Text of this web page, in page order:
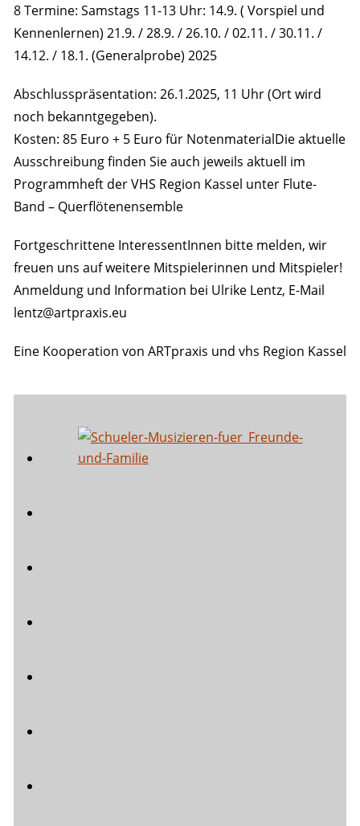
8 Termine: Samstags 11-13 Uhr: 14.9. ( Vorspiel und
Kennenlernen) 21.9. / 28.9. / 26.10. / 02.11. / 30.11. /
14.12. / 18.1. (Generalprobe) 2025
Abschlusspräsentation: 26.1.2025, 11 Uhr (Ort wird
noch bekanntgegeben).
Kosten: 85 Euro + 5 Euro für NotenmaterialDie aktuelle
Ausschreibung finden Sie auch jeweils aktuell im
Programmheft der VHS Region Kassel unter Flute-
Band – Querflötenensemble
Fortgeschrittene InteressentInnen bitte melden, wir
freuen uns auf weitere Mitspielerinnen und Mitspieler!
Anmeldung und Information bei Ulrike Lentz, E-Mail
lentz@artpraxis.eu
Eine Kooperation von ARTpraxis und vhs Region Kassel